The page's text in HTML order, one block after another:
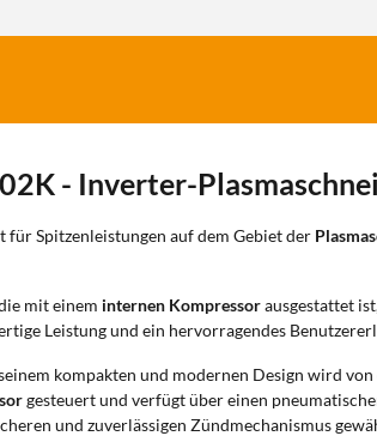
- Inverter-
für Spitzenleistungen auf dem Gebiet der
mit einem internen Kompressorausgestattet
Leistung und ein hervorragendes
kompakten und modernen Design wird von
gesteuert und verfügt über einen
und zuverlässigen Zündmechanismus